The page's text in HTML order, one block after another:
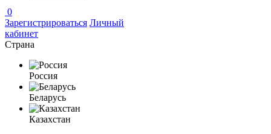
0
Зарегистрироваться Личный
кабинет
Страна
Россия
Беларусь
Казахстан